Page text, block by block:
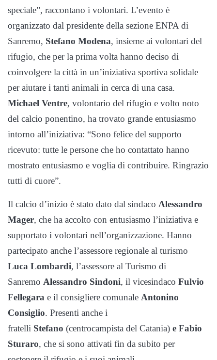
speciale”, raccontano i volontari. L’evento è
organizzato dal presidente della sezione ENPA di
Sanremo, Stefano Modena, insieme ai volontari del
rifugio, che per la prima volta hanno deciso di
coinvolgere la città in un’iniziativa sportiva solidale
per aiutare i tanti animali in cerca di una casa.
Michael Ventre, volontario del rifugio e volto noto
del calcio ponentino, ha trovato grande entusiasmo
intorno all’iniziativa: “Sono felice del supporto
ricevuto: tutte le persone che ho contattato hanno
mostrato entusiasmo e voglia di contribuire. Ringrazio
tutti di cuore”.
Il calcio d’inizio è stato dato dal sindaco Alessandro
Mager, che ha accolto con entusiasmo l’iniziativa e
supportato i volontari nell’organizzazione. Hanno
partecipato anche l’assessore regionale al turismo
Luca Lombardi, l’assessore al Turismo di
Sanremo Alessandro Sindoni, il vicesindaco Fulvio
Fellegara e il consigliere comunale Antonino
Consiglio. Presenti anche i
fratelli Stefano (centrocampista del Catania) e Fabio
Sturaro, che si sono attivati fin da subito per